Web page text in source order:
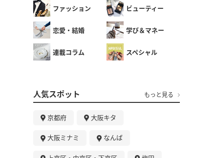
ファッション ビューティー
恋愛・結婚 学び＆マネー
連載コラム スペシャル
人気スポット もっと見る
京都府 大阪キタ
大阪ミナミ なんば